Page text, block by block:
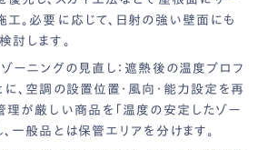
工。必要に応じて、日射の強い壁面にも
討します。
ゾーニングの見直し ：遮熱後の温度プロフ
に、空調の設置位置・風向・能力設定を再
理が厳しい商品を「温度の安定したゾー
、一般品とは保管エリアを分けます。